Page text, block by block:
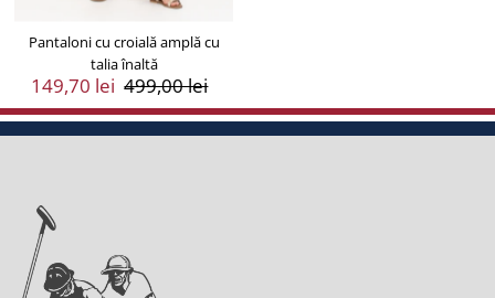
Pantaloni cu croială amplă cu
talia înaltă
Preț
Vânzare
149,70 lei Preț
Întreg
499,00 lei